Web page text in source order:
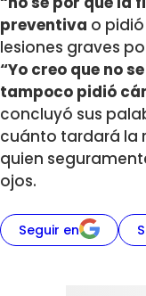
preventiva o
lesiones graves
“Yo creo que no
tampoco pidió
concluyó sus
cuánto tardará la
quien
ojos.
Seguir en